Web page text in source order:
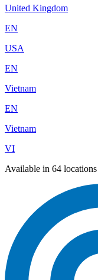
United Kingdom
EN
USA
EN
Vietnam
EN
Vietnam
VI
Available in 64